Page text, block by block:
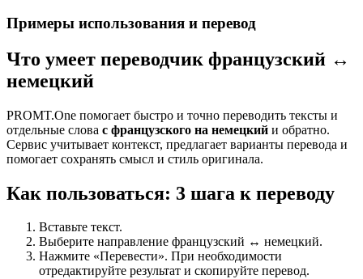
Примеры использования и перевод
Что умеет переводчик французский ↔
немецкий
PROMT.One помогает быстро и точно переводить тексты и
отдельные слова с французского на немецкий и обратно.
Сервис учитывает контекст, предлагает варианты перевода и
помогает сохранять смысл и стиль оригинала.
Как пользоваться: 3 шага к переводу
Вставьте текст.
Выберите направление французский ↔ немецкий.
Нажмите «Перевести». При необходимости
отредактируйте результат и скопируйте перевод.